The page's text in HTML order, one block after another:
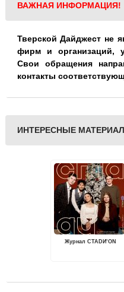
ВАЖНАЯ ИНФОРМАЦИЯ!
Тверской Дайджест не
фирм и организаций,
Свои обращения
контакты
ИНТЕРЕСНЫЕ
Журнал СТАDИ’ON